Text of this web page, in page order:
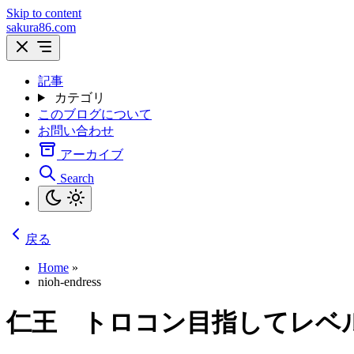
Skip to content
sakura86.com
記事
カテゴリ
このブログについて
お問い合わせ
アーカイブ
Search
戻る
Home »
nioh-endress
仁王 トロコン目指してレベ